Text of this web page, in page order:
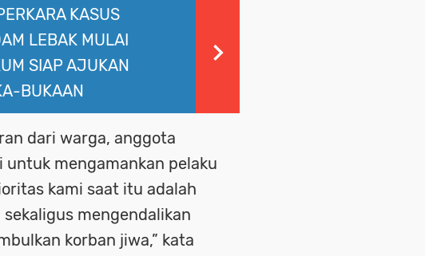
KASUS
LEBAK MULAI
SIAP AJUKAN
BUKAAN
dari warga, anggota
untuk mengamankan pelaku
kami saat itu adalah
mengendalikan
korban jiwa,” kata